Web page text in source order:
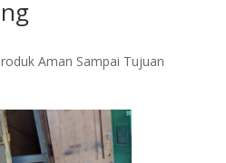
Aman Sampai Tujuan